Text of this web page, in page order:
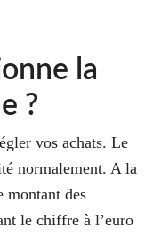
la
?
vos achats. Le
normalement. A la
montant des
le chiffre à l’euro